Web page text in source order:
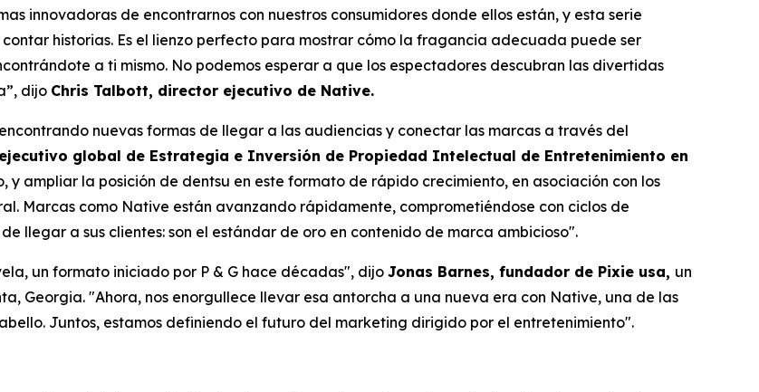
innovadoras de encontrarnos con nuestros consumidores donde ellos están, y esta serie
historias. Es el lienzo perfecto para mostrar cómo la fragancia adecuada puede ser
a ti mismo. No podemos esperar a que los espectadores descubran las divertidas
dijo Chris Talbott, director ejecutivo de Native.
nuevas formas de llegar a las audiencias y conectar las marcas a través del
global de Estrategia e Inversión de Propiedad Intelectual de Entretenimiento en
y ampliar la posición de dentsu en este formato de rápido crecimiento, en asociación con los
Marcas como Native están avanzando rápidamente, comprometiéndose con ciclos de
llegar a sus clientes: son el estándar de oro en contenido de marca ambicioso".
un formato iniciado por P & G hace décadas", dijo Jonas Barnes, fundador de Pixie usa, un
Georgia. "Ahora, nos enorgullece llevar esa antorcha a una nueva era con Native, una de las
Juntos, estamos definiendo el futuro del marketing dirigido por el entretenimiento".